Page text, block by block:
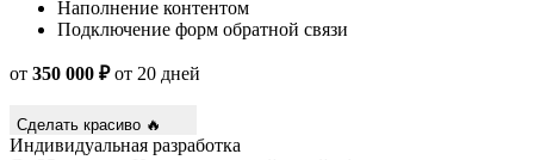
Наполнение контентом
Подключение форм обратной связи
от 350 000 ₽от 20 дней
Сделать красиво 🔥
Индивидуальная разработка